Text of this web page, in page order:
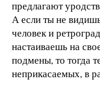
предлагают
А если ты не
человек и
настаиваешь на
подмены, то тогда
неприкасаемых, в